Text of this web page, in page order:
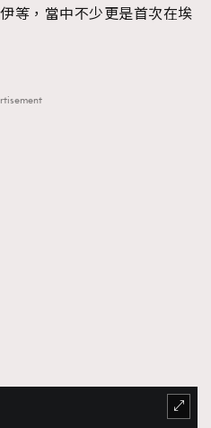
等，當中不少更是首次在埃